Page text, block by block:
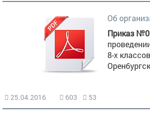
Об
Приказ
8-х
25.04.2016 603 53